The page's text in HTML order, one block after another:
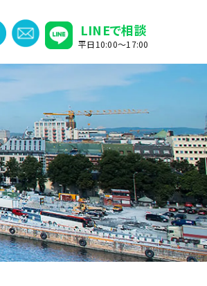
LINEで相談
平日10:00〜17:00